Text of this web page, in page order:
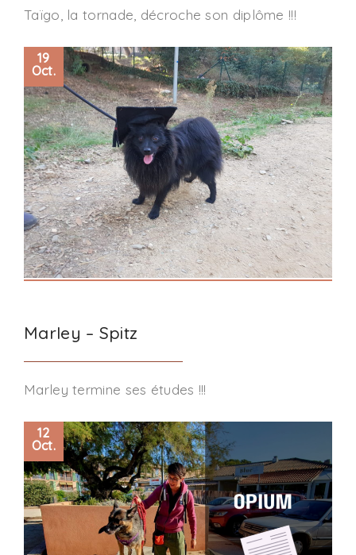
Taïgo, la tornade, décroche son diplôme !!!
Marley – Spitz
19
Oct.
Marley termine ses études !!!
12
Oct.